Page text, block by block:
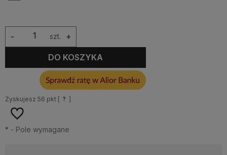
szt. +
-
DO KOSZYKA
Zyskujesz 56 pkt [ ? ]
* - Pole wymagane